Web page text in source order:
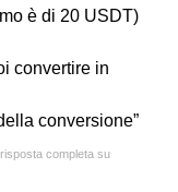
è di 20 USDT)
convertire in
conversione”
completa su